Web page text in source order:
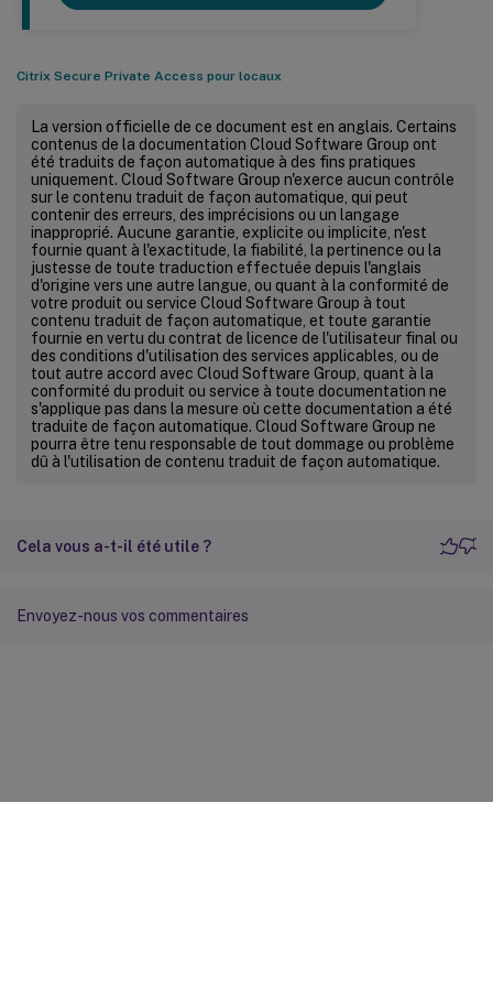
Citrix Secure Private Access pour locaux
La version officielle de ce document est en anglais. Certains
contenus de la documentation Cloud Software Group ont
été traduits de façon automatique à des fins pratiques
uniquement. Cloud Software Group n'exerce aucun contrôle
sur le contenu traduit de façon automatique, qui peut
contenir des erreurs, des imprécisions ou un langage
inapproprié. Aucune garantie, explicite ou implicite, n'est
fournie quant à l'exactitude, la fiabilité, la pertinence ou la
justesse de toute traduction effectuée depuis l'anglais
d'origine vers une autre langue, ou quant à la conformité de
votre produit ou service Cloud Software Group à tout
contenu traduit de façon automatique, et toute garantie
fournie en vertu du contrat de licence de l'utilisateur final ou
des conditions d'utilisation des services applicables, ou de
tout autre accord avec Cloud Software Group, quant à la
conformité du produit ou service à toute documentation ne
s'applique pas dans la mesure où cette documentation a été
traduite de façon automatique. Cloud Software Group ne
pourra être tenu responsable de tout dommage ou problème
dû à l'utilisation de contenu traduit de façon automatique.
Cela vous a-t-il été utile ?
Envoyez-nous vos commentaires